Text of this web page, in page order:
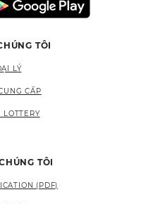
TÔI
LÝ
CẤP
LOTTERY
TÔI
(PDF)